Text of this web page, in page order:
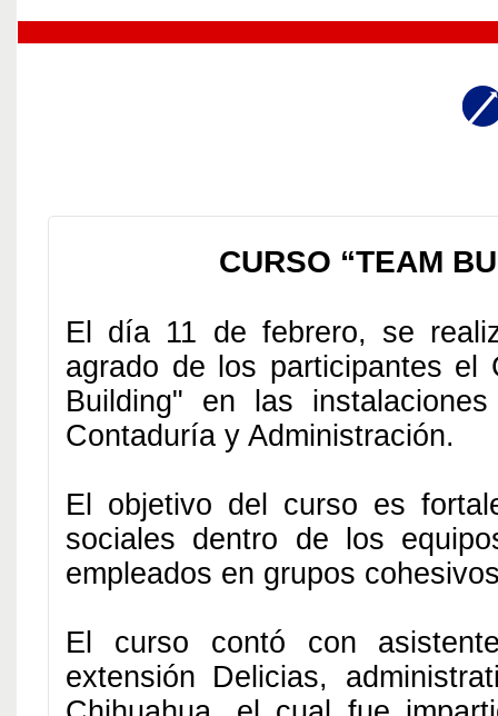
CURSO “TEAM
El día 11 de febrero, se
agrado de los participantes el
Building" en las
Contaduría y Administración.
El objetivo del curso es
sociales dentro de los
empleados en grupos
El curso contó con
extensión Delicias,